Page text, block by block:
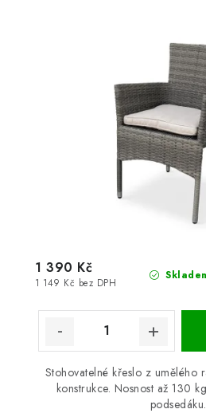
1 149 Kč bez DPH
1 390 Kč
Stohovatelné křeslo z umělého
konstrukce. Nosnost až 130
podsedáku.